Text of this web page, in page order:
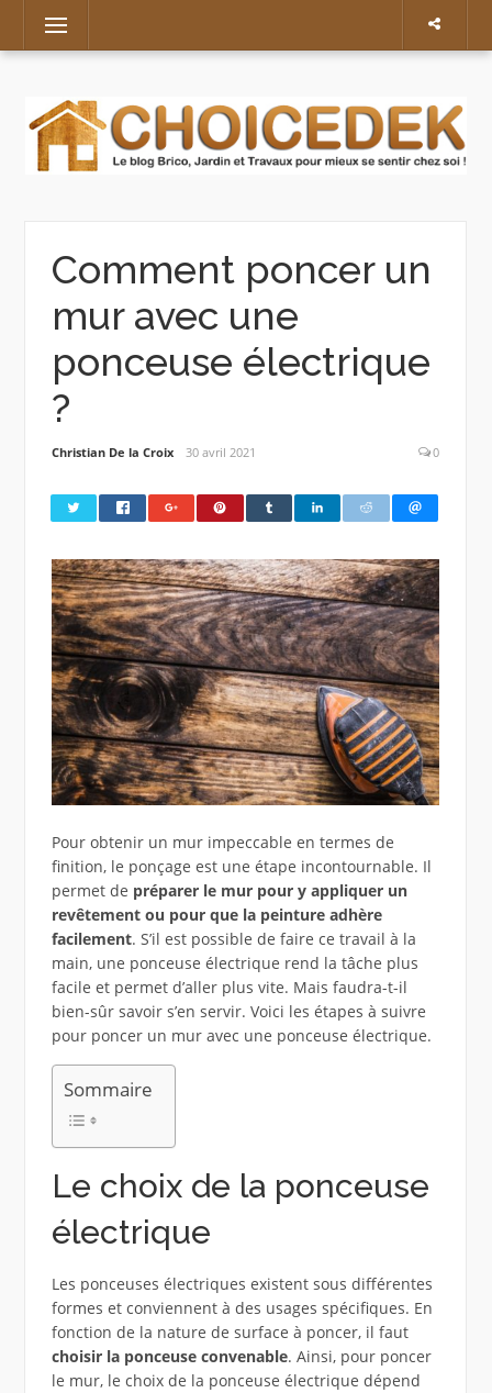
content
Menu
Comment poncer un
mur avec une
ponceuse électrique
?
Christian De la Croix 30 avril 2021 0
Pour obtenir un mur impeccable en termes de
finition, le ponçage est une étape incontournable. Il
permet de préparer le mur pour y appliquer un
revêtement ou pour que la peinture adhère
facilement. S’il est possible de faire ce travail à la
main, une ponceuse électrique rend la tâche plus
facile et permet d’aller plus vite. Mais faudra-t-il
bien-sûr savoir s’en servir. Voici les étapes à suivre
pour poncer un mur avec une ponceuse électrique.
Sommaire
Le choix de la ponceuse
électrique
Les ponceuses électriques existent sous différentes
formes et conviennent à des usages spécifiques. En
fonction de la nature de surface à poncer, il faut
choisir la ponceuse convenable. Ainsi, pour poncer
le mur, le choix de la ponceuse électrique dépend